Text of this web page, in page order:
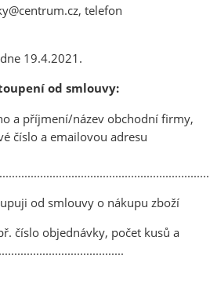
telefon
19.4.2021.
od smlouvy:
a příjmení/název obchodní firmy,
číslo a emailovou adresu
od smlouvy o nákupu zboží
číslo objednávky, počet kusů a